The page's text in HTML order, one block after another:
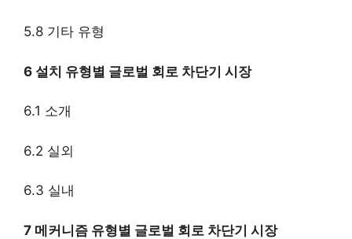
5.8 기타 유형
6 설치 유형별 글로벌 회로 차단기 시장
6.1 소개
6.2 실외
6.3 실내
7 메커니즘 유형별 글로벌 회로 차단기 시장